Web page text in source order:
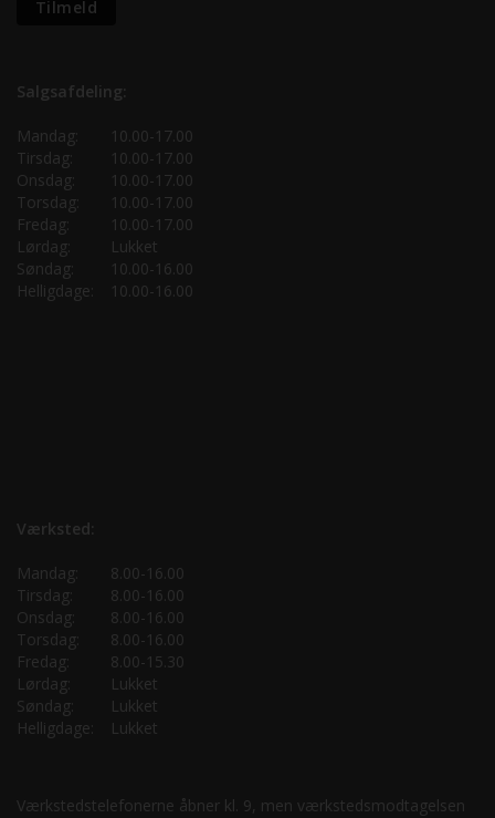
Salgsafdeling:
Mandag:
10.00-17.00
Tirsdag:
10.00-17.00
Onsdag:
10.00-17.00
Torsdag:
10.00-17.00
Fredag:
10.00-17.00
Lørdag:
Lukket
Søndag:
10.00-16.00
Helligdage:
10.00-16.00
Værksted:
Mandag:
8.00-16.00
Tirsdag:
8.00-16.00
Onsdag:
8.00-16.00
Torsdag:
8.00-16.00
Fredag:
8.00-15.30
Lørdag:
Lukket
Søndag:
Lukket
Helligdage:
Lukket
Værkstedstelefonerne åbner kl. 9, men værkstedsmodtagelsen